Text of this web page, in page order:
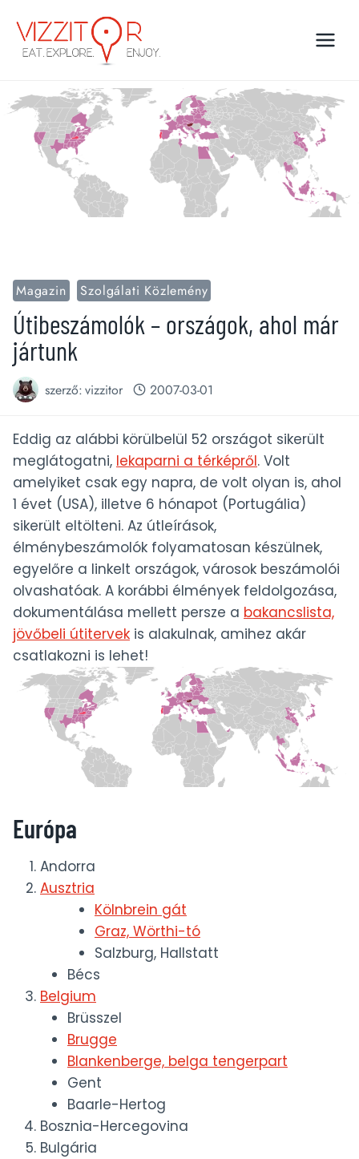
content
Magazin Szolgálati Közlemény
Útibeszámolók – országok, ahol már
jártunk
szerző:vizzitor 2007-03-01
Eddig az alábbi körülbelül 52 országot sikerült
meglátogatni, lekaparni a térképről. Volt
amelyiket csak egy napra, de volt olyan is, ahol
1 évet (USA), illetve 6 hónapot (Portugália)
sikerült eltölteni. Az útleírások,
élménybeszámolók folyamatosan készülnek,
egyelőre a linkelt országok, városok beszámolói
olvashatóak. A korábbi élmények feldolgozása,
dokumentálása mellett persze a bakancslista,
jövőbeli útitervek is alakulnak, amihez akár
csatlakozni is lehet!
Európa
Andorra
Ausztria
Kölnbrein gát
Graz, Wörthi-tó
Salzburg, Hallstatt
Bécs
Belgium
Brüsszel
Brugge
Blankenberge, belga tengerpart
Gent
Baarle-Hertog
Bosznia-Hercegovina
Bulgária